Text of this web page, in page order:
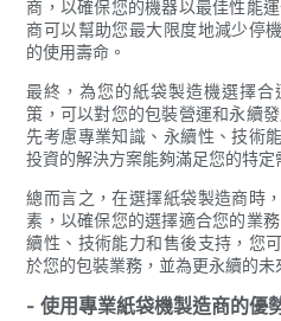
商，以確保您的機器以最佳性能
商可以幫助您最大限度地減少停
的使用壽命。
最終，為您的紙袋製造機選擇
策，可以對您的包裝營運和永續
先考慮專業知識、永續性、技術
投資的解決方案能夠滿足您的特定
總而言之，在選擇紙袋製造商時
素，以確保您的選擇適合您的業
續性、技術能力和售後支持，您
於您的包裝業務，並為更永續的未
- 使用專業紙袋機製造商的優